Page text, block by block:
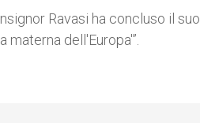
Ravasi ha concluso il suo
dell'Europa'”.